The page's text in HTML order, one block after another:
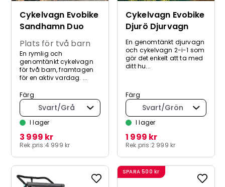
Cykelvagn Evobike
Sandhamn Duo
Plats för två barn
En rymlig och
genomtänkt cykelvagn
för två barn, framtagen
för en aktiv vardag. ...
Färg
Svart/Grå
I lager
Rek.pris:4 999 kr
3 999 kr
Cykelvagn Evobike
Djurö Djurvagn
En genomtänkt djurvagn
och cykelvagn 2-i-1 som
gör det enkelt att ta med
ditt hu...
Färg
Svart/Grön
I lager
Rek.pris:2 999 kr
1 999 kr
SPARA 500 kr